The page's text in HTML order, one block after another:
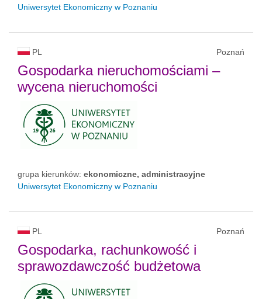
Uniwersytet Ekonomiczny w Poznaniu
PL Poznań
Gospodarka nieruchomościami –
wycena nieruchomości
grupa kierunków: ekonomiczne, administracyjne
Uniwersytet Ekonomiczny w Poznaniu
PL Poznań
Gospodarka, rachunkowość i
sprawozdawczość budżetowa